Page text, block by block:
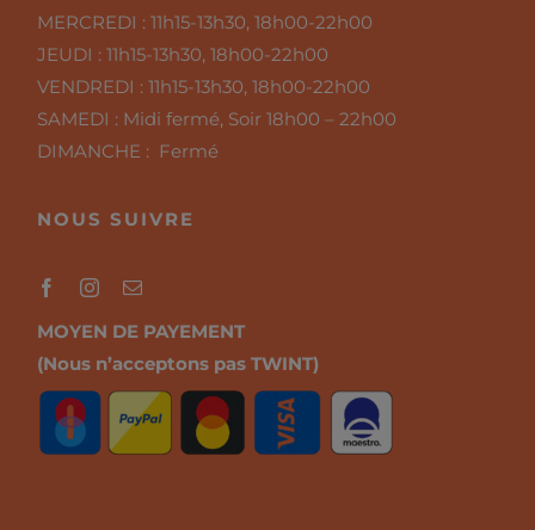
MERCREDI :11h15-13h30, 18h00-22h00
JEUDI :11h15-13h30, 18h00-22h00
VENDREDI :11h15-13h30, 18h00-22h00
SAMEDI : Midi fermé, Soir 18h00 – 22h00
DIMANCHE : Fermé
NOUS SUIVRE
MOYEN DE PAYEMENT
(Nous n’acceptons pas TWINT)